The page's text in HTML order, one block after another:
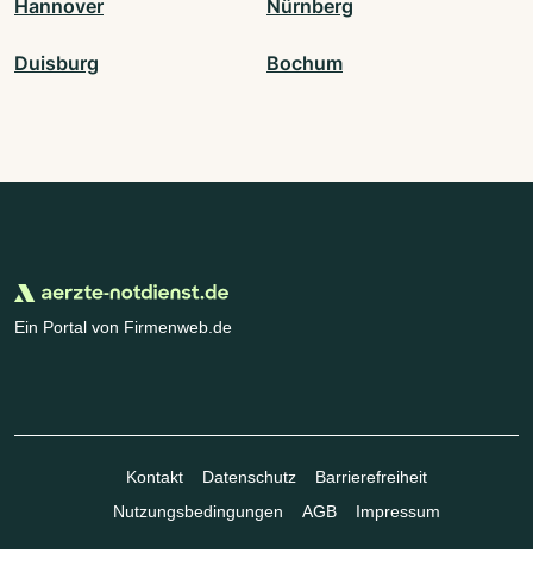
Hannover Nürnberg
Duisburg Bochum
Ein Portal von Firmenweb.de
Kontakt Datenschutz
Barrierefreiheit
Nutzungsbedingungen
AGB Impressum